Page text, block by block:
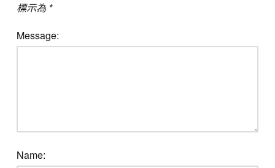
標示為 *
Message:
Name: